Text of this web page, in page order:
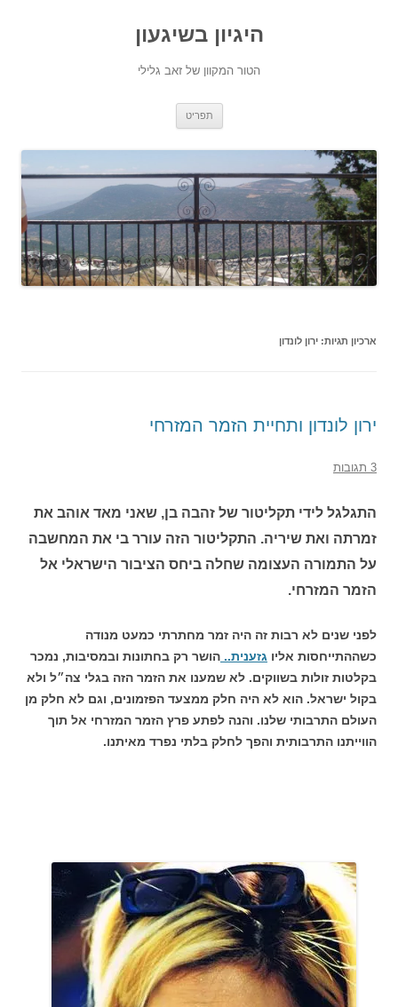
היגיון בשיגעון
הטור המקוון של זאב גלילי
תפריט
ארכיון תגיות: ירון לונדון
ירון לונדון ותחיית הזמר המזרחי
3 תגובות
התגלגל לידי תקליטור של זהבה בן, שאני מאד אוהב את
זמרתה ואת שיריה. התקליטור הזה עורר בי את המחשבה
על התמורה העצומה שחלה ביחס הציבור הישראלי אל
הזמר המזרחי.
לפני שנים לא רבות זה היה זמר מחתרתי כמעט מנודה
כשההתייחסות אליו גזענית.. הושר רק בחתונות ובמסיבות, נמכר
בקלטות זולות בשווקים. לא שמענו את הזמר הזה בגלי צה״ל ולא
בקול ישראל. הוא לא היה חלק ממצעד הפזמונים, וגם לא חלק מן
העולם התרבותי שלנו. והנה לפתע פרץ הזמר המזרחי אל תוך
הווייתנו התרבותית והפך לחלק בלתי נפרד מאיתנו.